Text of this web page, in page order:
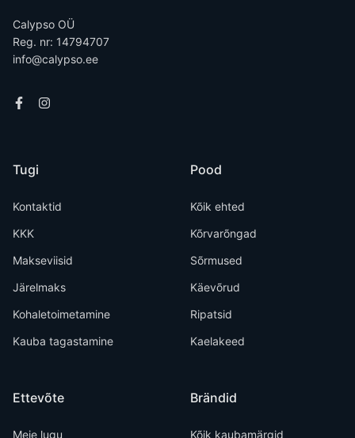
Calypso OÜ
Reg. nr: 14794707
info@calypso.ee
Tugi
Kontaktid
KKK
Makseviisid
Järelmaks
Kohaletoimetamine
Kauba tagastamine
Ettevõte
Meie lugu
Pood
Kõik ehted
Kõrvarõngad
Sõrmused
Käevõrud
Ripatsid
Kaelakeed
Brändid
Kõik kaubamärgid